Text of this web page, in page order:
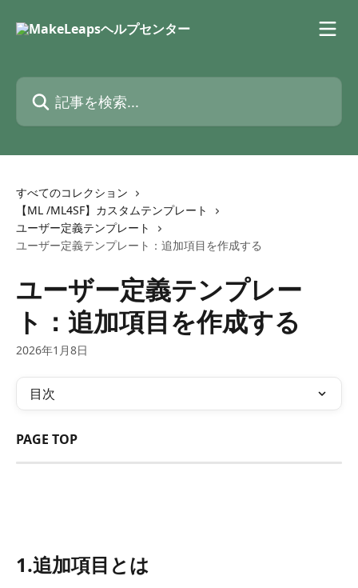
記事を検索...
すべてのコレクション
【ML /ML4SF】カスタムテンプレート
ユーザー定義テンプレート
ユーザー定義テンプレート：追加項目を作成する
ユーザー定義テンプレー
ト：追加項目を作成する
2026年1月8日
目次
PAGE TOP
1.追加項目とは